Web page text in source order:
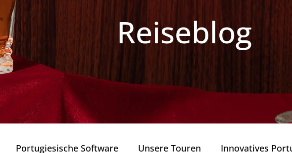
Reiseblog
Portugiesische Software Unsere Touren Innovatives